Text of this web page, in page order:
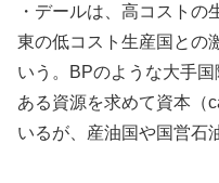
・デールは、高コストの
東の低コスト生産国との
いう。BPのような大手
ある資源を求めて資本（
いるが、産油国や国営石